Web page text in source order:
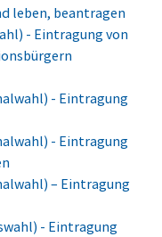
leben, beantragen
- Eintragung von
- Eintragung
- Eintragung
– Eintragung
- Eintragung